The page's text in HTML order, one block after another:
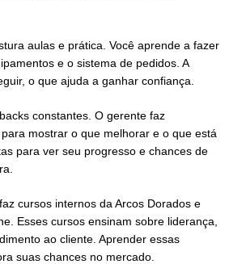
aulas e prática. Você aprende a fazer
e o sistema de pedidos. A
o que ajuda a ganhar confiança.
constantes. O gerente faz
mostrar o que melhorar e o que está
para ver seu progresso e chances de
cursos internos da Arcos Dorados e
Esses cursos ensinam sobre liderança,
ao cliente. Aprender essas
suas chances no mercado.